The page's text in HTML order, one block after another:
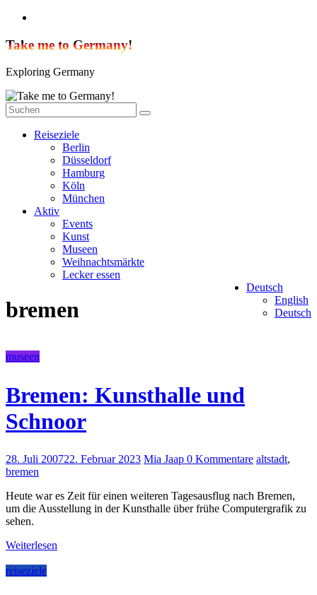
Zum
springen
Take me to Germany!
Exploring Germany
Reiseziele
Berlin
Düsseldorf
Hamburg
Köln
München
Aktiv
Events
Kunst
Museen
Weihnachtsmärkte
Lecker essen
Deutsch
English
Deutsch
bremen
museen
Bremen: Kunsthalle und
Schnoor
28. Juli 200722. Februar 2023 Mia Jaap 0 Kommentare altstadt,
bremen
Heute war es Zeit für einen weiteren Tagesausflug nach Bremen,
um die Ausstellung in der Kunsthalle über frühe Computergrafik zu
sehen.
Weiterlesen
reiseziele